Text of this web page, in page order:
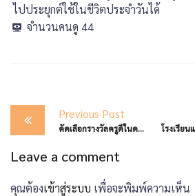
ไปประยุกต์ใช้ในชีวิตประจำวันได้
จำนวนคนดู 44
Post
navigation
Previous Post
คัดเลือกรางวัลครูดีในดวงใจ ครั้งที่ 21 พ.ศ.2567 ระดับเขตพื้นที่การศึกษา
Leave a comment
คุณต้องเข้าสู่ระบบ เพื่อจะพิมพ์ความเห็น